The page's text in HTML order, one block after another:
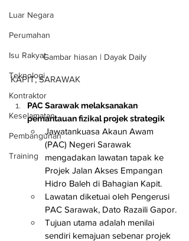
Luar Negara
Perumahan
Isu Rakyat
Teknologi
Kontraktor
Keselamatan
Pembangunan
Training
Gambar hiasan | Dayak Daily
KAPIT, SARAWAK
PAC Sarawak melaksanakan
pemantauan fizikal projek strategik
Jawatankuasa Akaun Awam
(PAC) Negeri Sarawak
mengadakan lawatan tapak ke
Projek Jalan Akses Empangan
Hidro Baleh di Bahagian Kapit.
Lawatan diketuai oleh Pengerusi
PAC Sarawak, Dato Razaili Gapor.
Tujuan utama adalah menilai
sendiri kemajuan sebenar projek